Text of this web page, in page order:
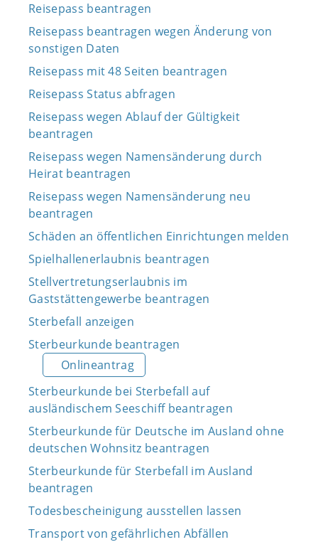
Reisepass beantragen
Reisepass beantragen wegen Änderung von
sonstigen Daten
Reisepass mit 48 Seiten beantragen
Reisepass Status abfragen
Reisepass wegen Ablauf der Gültigkeit
beantragen
Reisepass wegen Namensänderung durch
Heirat beantragen
Reisepass wegen Namensänderung neu
beantragen
Schäden an öffentlichen Einrichtungen melden
Spielhallenerlaubnis beantragen
Stellvertretungserlaubnis im
Gaststättengewerbe beantragen
Sterbefall anzeigen
Sterbeurkunde beantragen
Onlineantrag
Sterbeurkunde bei Sterbefall auf
ausländischem Seeschiff beantragen
Sterbeurkunde für Deutsche im Ausland ohne
deutschen Wohnsitz beantragen
Sterbeurkunde für Sterbefall im Ausland
beantragen
Todesbescheinigung ausstellen lassen
Transport von gefährlichen Abfällen